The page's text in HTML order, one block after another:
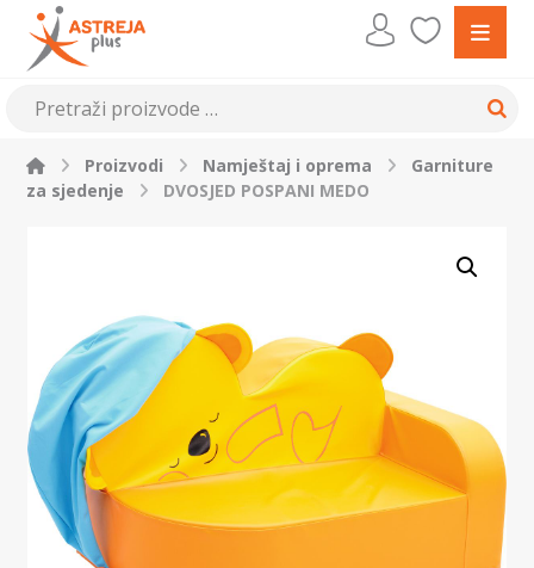
Proizvodi Namještaj i oprema
Garniture
za sjedenje
DVOSJED POSPANI MEDO